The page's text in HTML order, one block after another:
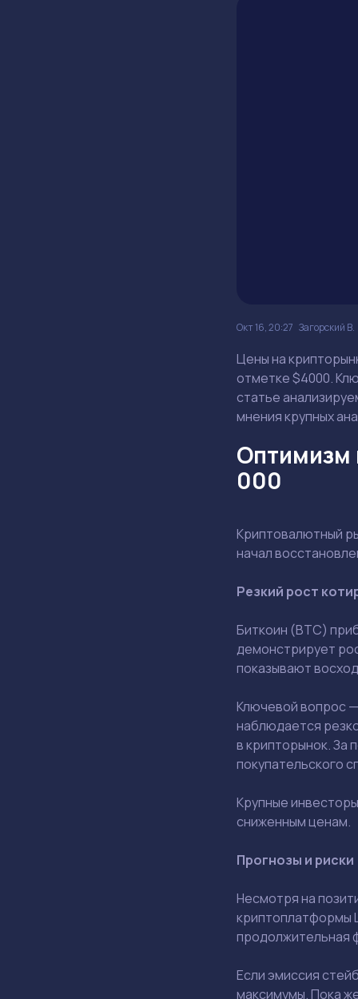
Окт 16, 20:27 Загорский В.
Цены на
отметке $4000.
статье
мнения крупных
Оптимизм
000
Криптовалютный
начал
Резкий рост
Биткоин (BTC)
демонстрирует
показывают
Ключевой вопрос
наблюдается
в крипторынок. За
покупательского
Крупные
сниженным ценам.
Прогнозы и риски
Несмотря на
криптоплатформы
продолжительная
Если эмиссия
максимумы. Пока